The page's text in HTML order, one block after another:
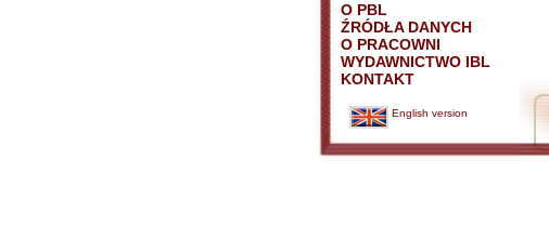
O PBL
ŹRÓDŁA DANYCH
O PRACOWNI
WYDAWNICTWO IBL
KONTAKT
English version